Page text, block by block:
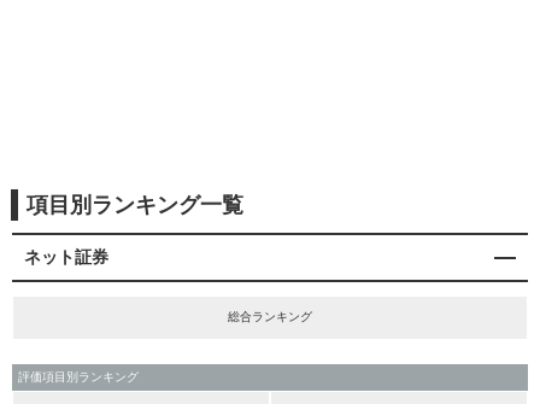
項目別ランキング一覧
ネット証券
総合ランキング
評価項目別ランキング